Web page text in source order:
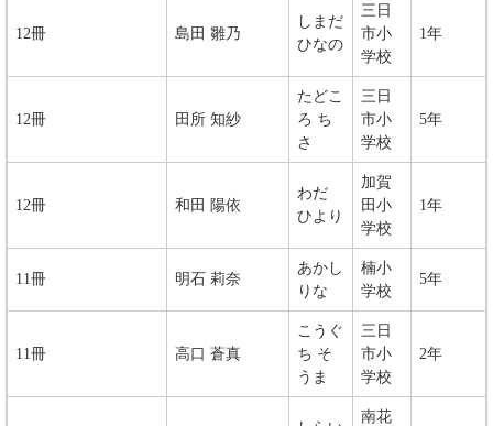
12冊 島田 雛乃
​​しまだ
ひなの
三日
市小
学校
1年
12冊 ​​田所 知紗
​​たどこ
ろ ち
さ
​三日
市小
学校
​5年
12冊 和田 陽依
わだ
ひより
加賀
田小
学校
1年
11冊 明石 莉奈
あかし
りな
楠小
学校
5年
11冊 高口 蒼真
​​こうぐ
ち そ
うま
三日
市小
学校
2年
南花